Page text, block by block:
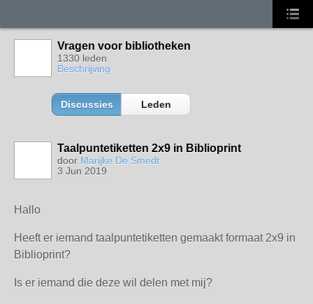
Vragen voor bibliotheken
1330 leden
Beschrijving
Discussies Leden
Taalpuntetiketten 2x9 in Biblioprint
door Marijke De Smedt
3 Jun 2019
Hallo
Heeft er iemand taalpuntetiketten gemaakt formaat 2x9 in
Biblioprint?
Is er iemand die deze wil delen met mij?